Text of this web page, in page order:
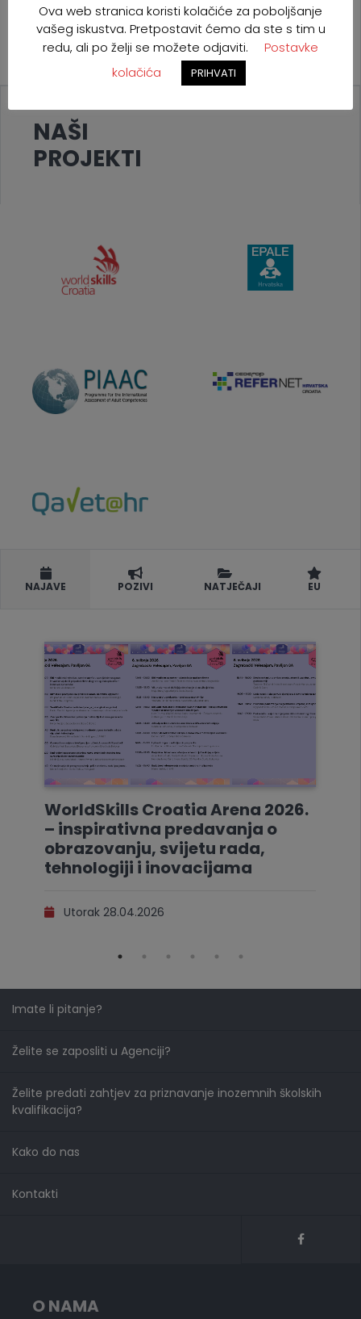
NAŠI
PROJEKTI
NAJAVE POZIVI NATJEČAJI EU
WorldSkills Croatia Arena 2026.
– inspirativna predavanja o
obrazovanju, svijetu rada,
tehnologiji i inovacijama
Utorak 28.04.2026
Imate li pitanje?
Želite se zaposliti u Agenciji?
Želite predati zahtjev za priznavanje inozemnih školskih
kvalifikacija?
Kako do nas
Kontakti
O NAMA
Ova web stranica koristi kolačiće za poboljšanje
vašeg iskustva. Pretpostavit ćemo da ste s tim u
redu, ali po želji se možete odjaviti.
Postavke
kolačića
PRIHVATI